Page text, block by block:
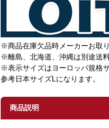
※商品在庫欠品時メーカーお取
※離島、北海道、沖縄は別途送
※表示サイズはヨーロッパ規格
参考日本サイズLになります。
商品説明